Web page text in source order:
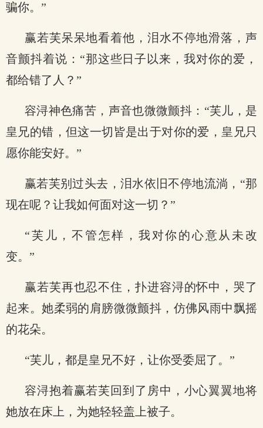
骗你。”
赢若芙呆呆地看着他，泪水不停地滑落，声
音颤抖着说：“那这些日子以来，我对你的爱，
都给错了人？”
容浔神色痛苦，声音也微微颤抖：“芙儿，是
皇兄的错，但这一切皆是出于对你的爱，皇兄只
愿你能安好。”
赢若芙别过头去，泪水依旧不停地流淌，“那
现在呢？让我如何面对这一切？”
“芙儿，不管怎样，我对你的心意从未改
变。”
赢若芙再也忍不住，扑进容浔的怀中，哭了
起来。她柔弱的肩膀微微颤抖，仿佛风雨中飘摇
的花朵。
“芙儿，都是皇兄不好，让你受委屈了。”
容浔抱着赢若芙回到了房中，小心翼翼地将
她放在床上，为她轻轻盖上被子。